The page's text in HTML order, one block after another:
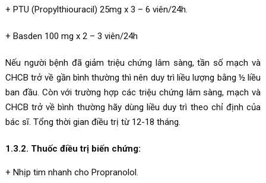
+ PTU (Propylthiouracil) 25mg x 3 – 6 viên/24h.
+ Basden 100 mg x 2 – 3 viên/24h
Nếu người bệnh đã giảm triệu chứng lâm sàng, tần số mạch và
CHCB trở về gần bình thường thì nên duy trì liều lượng bằng ½ liều
ban đầu. Còn với trường hợp các triệu chứng lâm sàng, mạch và
CHCB trở về bình thường hãy dùng liều duy trì theo chỉ định của
bác sĩ. Tổng thời gian điều trị từ 12-18 tháng.
1.3.2. Thuốc điều trị biến chứng:
+ Nhịp tim nhanh cho Propranolol.